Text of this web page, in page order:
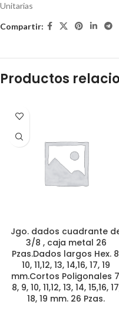
Unitarias
Compartir:
Productos
Jgo. dados cuadrante
3/8 , caja metal 26
Pzas.Dados largos Hex.
10, 11,12, 13, 14,16, 17, 19
mm.Cortos Poligonales
8, 9, 10, 11,12, 13, 14, 15,16,
18, 19 mm. 26 Pzas.